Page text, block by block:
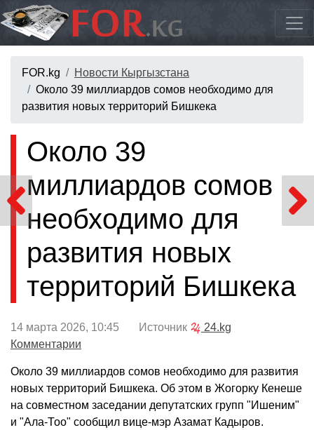
FOR.kg
Новости Кыргызстана
Около 39 миллиардов сомов необходимо для
развития новых территорий Бишкека
Около 39
миллиардов сомов
необходимо для
развития новых
территорий Бишкека
14 марта 2026, 10:45 Источник
24.kg
Комментарии
Около 39 миллиардов сомов необходимо для развития
новых территорий Бишкека. Об этом в Жогорку Кенеше
на совместном заседании депутатских групп "Ишеним"
и "Ала-Тоо" сообщил вице-мэр Азамат Кадыров.